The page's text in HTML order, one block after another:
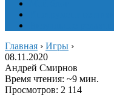
Главная › Игры ›
08.11.2020
Андрей Смирнов
Время чтения: ~9 мин.
Просмотров: 2 114